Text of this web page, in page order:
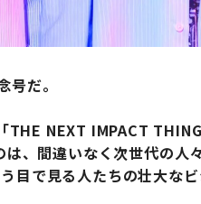
号だ。
NEXT IMPACT
、間違いなく次世代の人
目で見る人たちの壮大な